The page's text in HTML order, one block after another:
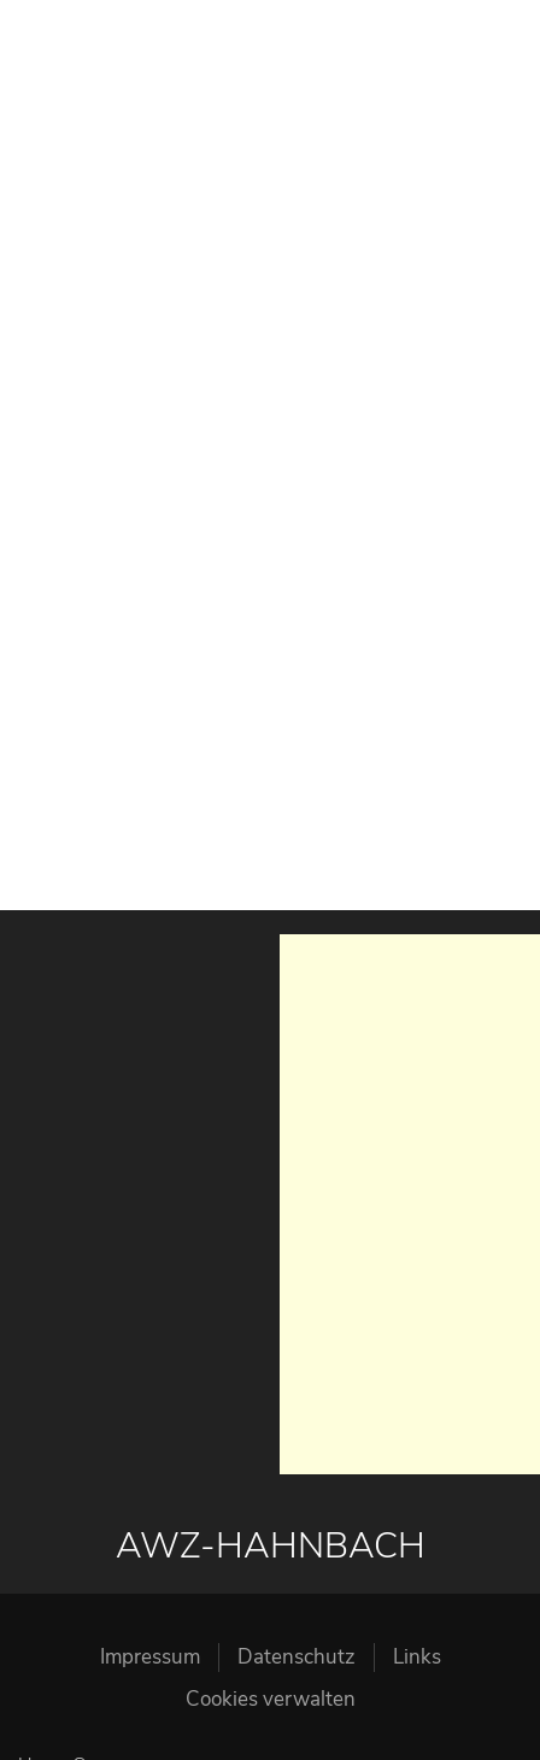
AWZ-HAHNBACH
Impressum Datenschutz
Links
Cookies verwalten